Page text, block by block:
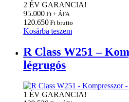
2 ÉV GARANCIA!
95.000 Ft + ÁFA
120.650 Ft brutto
Kosárba teszem
R Class W251 –
légrugós
1 ÉV GARANCIA!